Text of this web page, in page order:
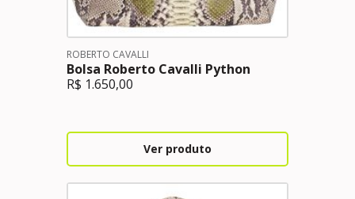
ROBERTO CAVALLI
Bolsa Roberto Cavalli Python
R$ 1.650,00
Ver produto